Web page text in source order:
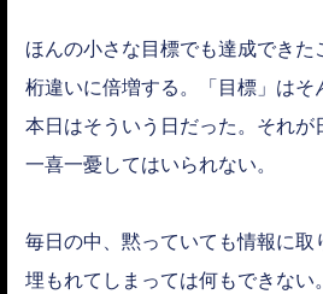
ほんの小さな目標でも達成でき
桁違いに倍増する。「目標」はそ
本日はそういう日だった。それが
一喜一憂してはいられない。
毎日の中、黙っていても情報に取
埋もれてしまっては何もできない